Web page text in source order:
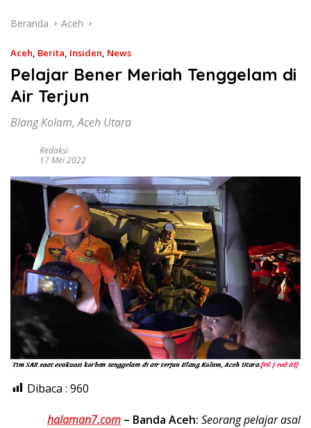
Beranda Aceh
Aceh, Berita, Insiden, News
Pelajar Bener Meriah Tenggelam di
Air Terjun
Blang Kolam, Aceh Utara
Redaksi
17 Mei 2022
Dibaca : 960
halaman7.com – Banda Aceh: Seorang pelajar asal